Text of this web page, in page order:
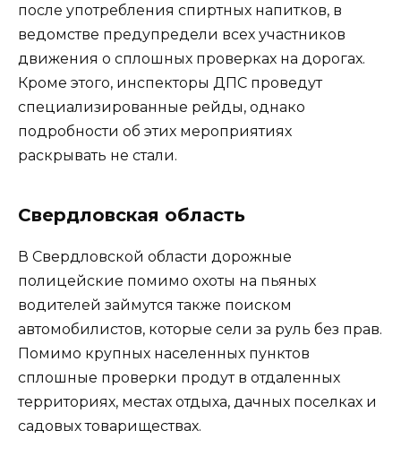
после употребления спиртных напитков, в
ведомстве предупредели всех участников
движения о сплошных проверках на дорогах.
Кроме этого, инспекторы ДПС проведут
специализированные рейды, однако
подробности об этих мероприятиях
раскрывать не стали.
Свердловская область
В Свердловской области дорожные
полицейские помимо охоты на пьяных
водителей займутся также поиском
автомобилистов, которые сели за руль без прав.
Помимо крупных населенных пунктов
сплошные проверки продут в отдаленных
территориях, местах отдыха, дачных поселках и
садовых товариществах.